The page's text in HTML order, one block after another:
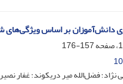
دانش‌آموزان بر اساس
157-176
نژاد؛ فضل‌الله میر دریکوند؛ غفار